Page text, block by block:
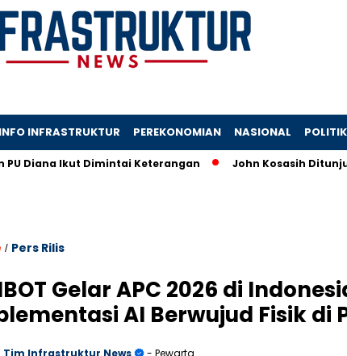
INFO INFRASTRUKTUR PEREKONOMIAN NASIONAL POLITIK
Dimintai Keterangan John Kosasih Ditunjuk Wakil
/ Pers Rilis
Gelar APC 2026 di
AI Berwujud Fisik di
Tim Infrastruktur News
- Pewarta